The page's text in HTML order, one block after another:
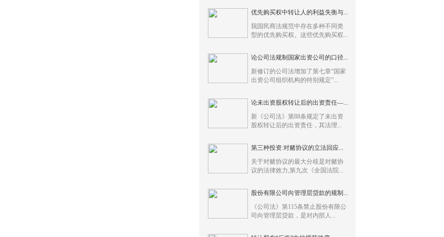
优先购买权中转让人的利益失衡与...
我国民商法规范中存在多种不同类
型的优先购买权。这些优先购买权...
论公司法规制国家出资公司的口径...
新修订的公司法增加了第七章“国家
出资公司组织机构的特别规定”...
论未出资股权转让后的出资责任—...
新《公司法》第88条规定了未出资
股权转让后的出资责任，其法理...
第三种投资:对赌协议的立法回应...
关于对赌协议的最大分歧是对赌协
议的法律效力,第九次《全国法院...
股份有限公司向管理层贷款的规制...
《公司法》第115条禁止股份有限公
司向管理层贷款，是对内部人...